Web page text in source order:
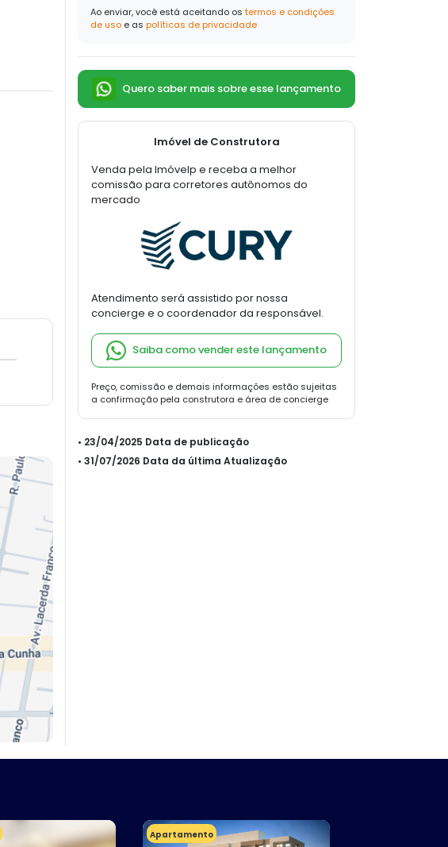
Ao enviar, você está aceitando os termos e condições
de uso e as políticas de privacidade
Quero saber mais sobre esse lançamento
Imóvel de Construtora
Venda pela Imóvelp e receba a melhor
comissão para corretores autônomos do
mercado
Atendimento será assistido por nossa
concierge e o coordenador da responsável.
Saiba como vender este lançamento
Preço, comissão e demais informações estão sujeitas
a confirmação pela construtora e área de concierge
• 23/04/2025 Data de publicação
• 31/07/2026 Data da última Atualização
Apartamento